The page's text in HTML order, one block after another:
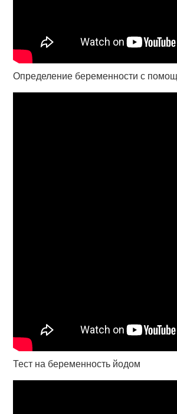
Определение беременности с
Тест на беременность йодом